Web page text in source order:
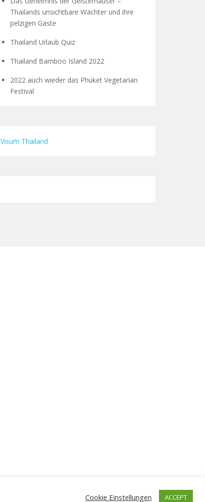
Thailands unsichtbare Wächter und ihre
pelzigen Gäste
Thailand Urlaub Quiz
Thailand Bamboo Island 2022
2022 auch wieder das Phuket Vegetarian
Festival
Visum Thailand
Cookie Einstellungen ACCEPT